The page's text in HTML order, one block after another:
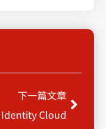
下一篇文章
Identity Cloud
Next